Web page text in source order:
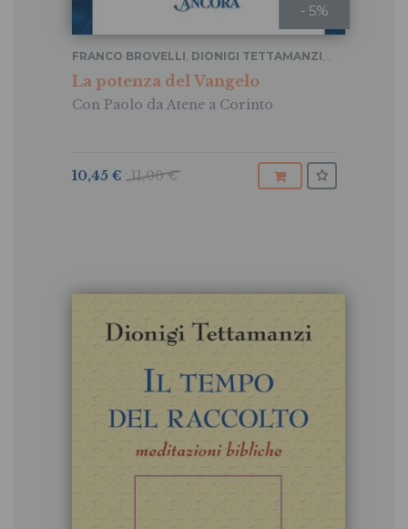
- 5%
La potenza del Vangelo
Con Paolo da Atene a Corinto
FRANCO BROVELLI DIONIGI TETTAMANZI
PIERANTONIO TREMOLADA
11,00 €
10,45 €